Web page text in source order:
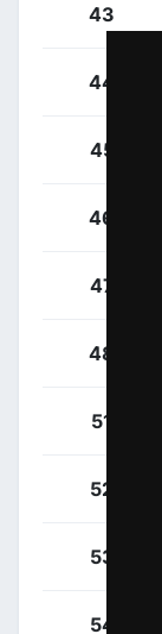
43
44
45
46
47
48
51
52
53
54